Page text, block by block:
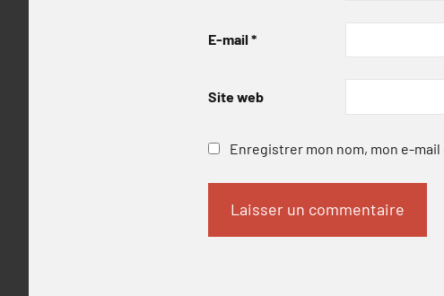
E-mail *
Site web
Enregistrer mon nom, mon e-